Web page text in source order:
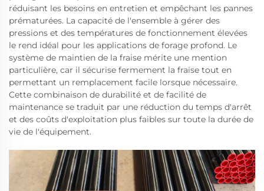
réduisant les besoins en entretien et empêchant les pannes
prématurées. La capacité de l'ensemble à gérer des
pressions et des températures de fonctionnement élevées
le rend idéal pour les applications de forage profond. Le
système de maintien de la fraise mérite une mention
particulière, car il sécurise fermement la fraise tout en
permettant un remplacement facile lorsque nécessaire.
Cette combinaison de durabilité et de facilité de
maintenance se traduit par une réduction du temps d'arrêt
et des coûts d'exploitation plus faibles sur toute la durée de
vie de l'équipement.